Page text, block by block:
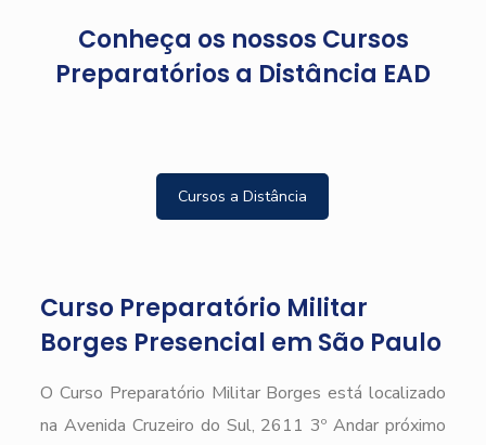
Conheça os nossos Cursos
Preparatórios a Distância EAD
Cursos a Distância
Curso Preparatório Militar
Borges Presencial em São Paulo
O Curso Preparatório Militar Borges está localizado
na Avenida Cruzeiro do Sul, 2611 3º Andar próximo